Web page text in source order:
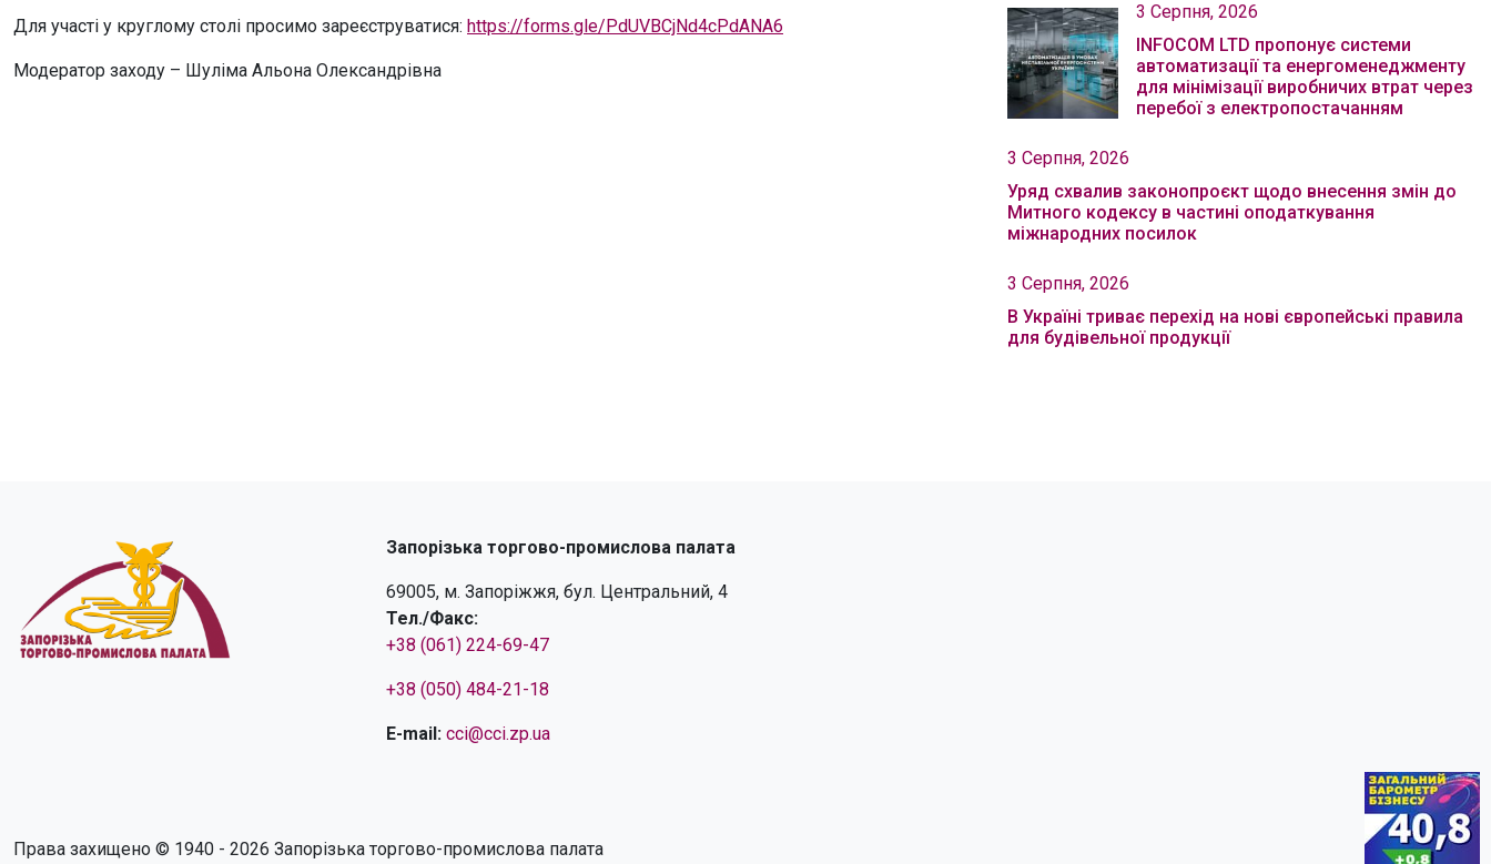
Для участі у круглому столі просимо зареєструватися: https://forms.gle/PdUVBCjNd4cPdANA6
Модератор заходу – Шуліма Альона Олександрівна
3 Серпня, 2026
INFOCOM LTD пропонує системи
автоматизації та енергоменеджменту
для мінімізації виробничих втрат через
перебої з електропостачанням
3 Серпня, 2026
Уряд схвалив законопроєкт щодо внесення змін до
Митного кодексу в частині оподаткування
міжнародних посилок
3 Серпня, 2026
В Україні триває перехід на нові європейські правила
для будівельної продукції
Запорізька торгово-промислова палата
69005, м. Запоріжжя, бул. Центральний, 4
Тел./Факс:
+38 (061) 224-69-47
+38 (050) 484-21-18
E-mail: cci@cci.zp.ua
Права захищено © 1940 - 2026 Запорізька торгово-промислова палата